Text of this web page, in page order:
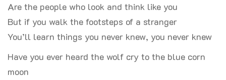
Are the people who look and think like you
But if you walk the footsteps of a stranger
You’ll learn things you never knew, you never knew
Have you ever heard the wolf cry to the blue corn
moon